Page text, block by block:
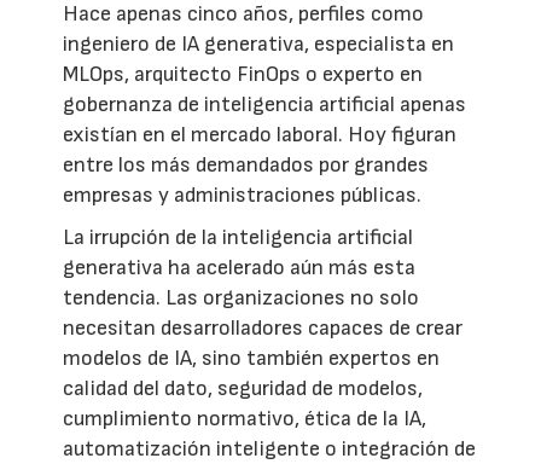
Hace apenas cinco años, perfiles como
ingeniero de IA generativa, especialista en
MLOps, arquitecto FinOps o experto en
gobernanza de inteligencia artificial apenas
existían en el mercado laboral. Hoy figuran
entre los más demandados por grandes
empresas y administraciones públicas.
La irrupción de la inteligencia artificial
generativa ha acelerado aún más esta
tendencia. Las organizaciones no solo
necesitan desarrolladores capaces de crear
modelos de IA, sino también expertos en
calidad del dato, seguridad de modelos,
cumplimiento normativo, ética de la IA,
automatización inteligente o integración de